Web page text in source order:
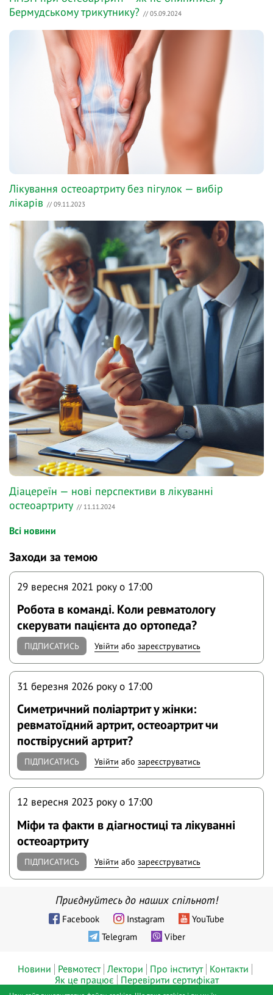
Бермудському трикутнику? // 05.09.2024
Лікування остеоартриту без пігулок — вибір
лікарів // 09.11.2023
Діацереїн — нові перспективи в лікуванні
остеоартриту // 11.11.2024
Всі новини
Заходи за темою
29 вересня 2021 року o 17:00
Робота в команді. Коли ревматологу
скерувати пацієнта до ортопеда?
ПІДПИСАТИСЬ Увійти абозареєструватись
31 березня 2026 року o 17:00
Симетричний поліартрит у жінки:
ревматоїдний артрит, остеоартрит чи
поствірусний артрит?
ПІДПИСАТИСЬ Увійти абозареєструватись
12 вересня 2023 року o 17:00
Міфи та факти в діагностиці та лікуванні
остеоартриту
ПІДПИСАТИСЬ Увійти абозареєструватись
Приєднуйтесь до наших спільнот!
Facebook Instagram
YouTube
Telegram
Viber
Новини Ревмотест Лектори Про інститут Контакти
Як це працює
Перевірити сертифікат